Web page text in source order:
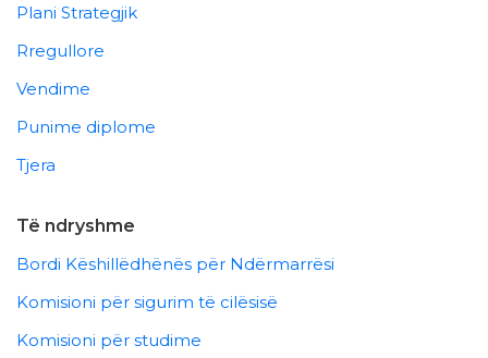
Plani Strategjik
Rregullore
Vendime
Punime diplome
Tjera
Të ndryshme
Bordi Këshillëdhënës për Ndërmarrësi
Komisioni për sigurim të cilësisë
Komisioni për studime